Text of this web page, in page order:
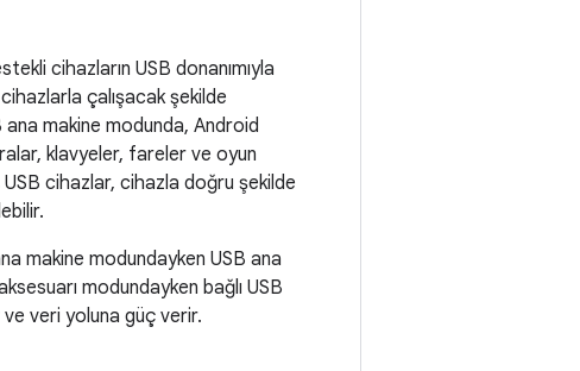
cihazların USB donanımıyla
çalışacak şekilde
ana makine modunda, Android
klavyeler, fareler ve oyun
cihazlar, cihazla doğru şekilde
makine modundayken USB ana
modundayken bağlı USB
ve veri yoluna güç verir.